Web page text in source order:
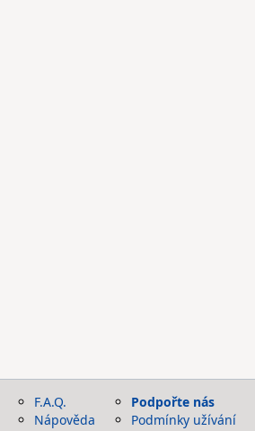
F.A.Q.
Nápověda
Podpořte nás
Podmínky užívání